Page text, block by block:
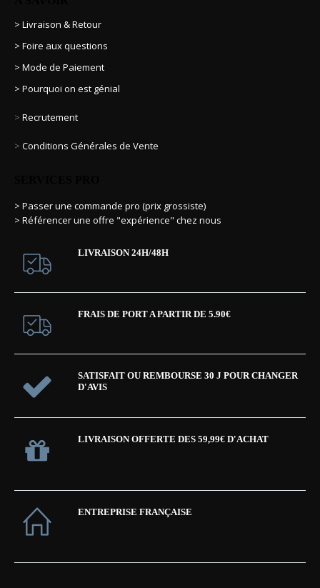
> Livraison & Retour
> Foire aux questions
> Mode de Paiement
> Pourquoi on est génial
> Recrutement
> Conditions Générales de Vente
> Passer une commande pro (prix grossiste)
> Référencer une offre "expérience" chez nous
LIVRAISON 24H/48H
FRAIS DE PORT A PARTIR DE 5.90€
SATISFAIT OU REMBOURSE 30 J POUR CHANGER
D'AVIS
LIVRAISON OFFERTE DES 59,99€ D'ACHAT
ENTREPRISE FRANÇAISE